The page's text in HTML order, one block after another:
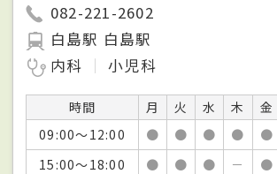
082-221-2602
白島駅 白島駅
内科
小児科
時間 月 火 水 木 金
09:00～12:00
● ● ● ● ●
15:00～18:00
● ● ● － ●